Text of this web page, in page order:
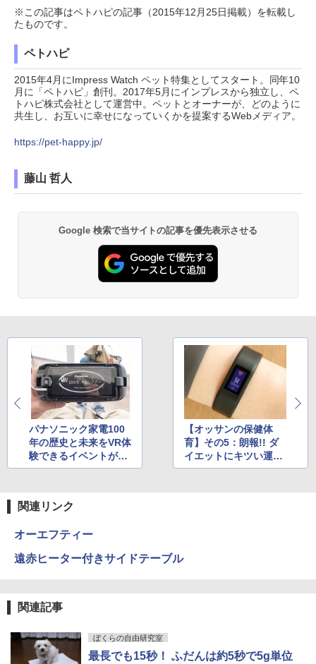
※この記事はペトハピの記事（2015年12月25日掲載）を転載し
たものです。
ペトハピ
2015年4月にImpress Watch ペット特集としてスタート。同年10
月に「ペトハピ」創刊。2017年5月にインプレスから独立し、ペ
トハピ株式会社として運営中。ペットとオーナーが、どのように
共生し、お互いに幸せになっていくかを提案するWebメディア。
https://pet-happy.jp/
藤山 哲人
Google 検索で当サイトの記事を優先表示させる
パナソニック家電100
年の歴史と未来をVR体
験できるイベントが開
催中
【オッサンの保健体
育】その5：朗報!! ダ
イエットにキツい運動
は不要らしい
関連リンク
オーエフティー
遠赤ヒーター付きサイドテーブル
関連記事
ぼくらの自由研究室
最長でも15秒！ ふだんは約5秒で5g単位